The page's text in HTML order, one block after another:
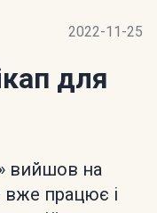
2022-11-25
для
вийшов на
вже працює і